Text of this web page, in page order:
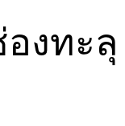
งทะลุ